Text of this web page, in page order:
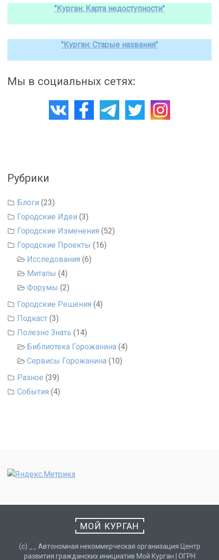
"Курган: Карта недоступности"
"Курган: Старые названия"
Мы в социальных сетях:
Рубрики
Блоги (23)
Городские Идеи (3)
Городские Изменения (52)
Городские Проекты (16)
Исследования (6)
Митапы (4)
Форумы (2)
Городские Решения (4)
Подкаст (3)
Полезно Знать (14)
Библиотека Горожанина (4)
Сервисы Горожанина (10)
Разное (39)
События (4)
МОЙ КУРГАН
(с) __ Автономная некоммерческая организация Центр
развития гражданских инициатив Мой Курган | ОГРН